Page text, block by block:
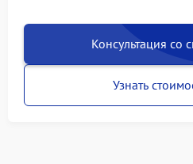
Консультация со
Узнать